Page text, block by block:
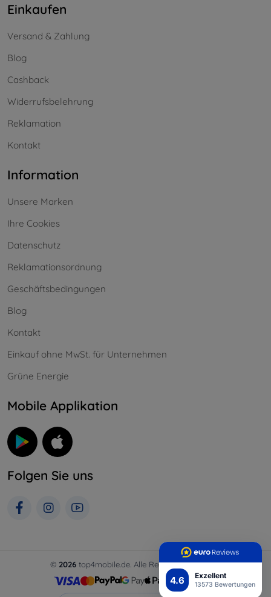
4.6 Exzellent
13573 Bewertungen
Einkaufen
Versand & Zahlung
Blog
Cashback
Widerrufsbelehrung
Reklamation
Kontakt
Information
Unsere Marken
Ihre Cookies
Datenschutz
Reklamationsordnung
Geschäftsbedingungen
Blog
Kontakt
Einkauf ohne MwSt. für Unternehmen
Grüne Energie
Mobile Applikation
Folgen Sie uns
© 2026 top4mobile.de. Alle Rechte vorbehalten.